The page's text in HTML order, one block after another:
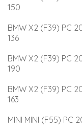
150
BMW X2 (F39) PC
136
BMW X2 (F39) PC
190
BMW X2 (F39) PC
163
MINI MINI (F55) PC